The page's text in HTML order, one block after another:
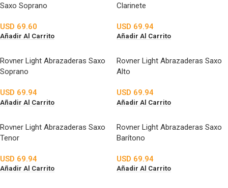
Saxo Soprano
USD 69.60
Añadir Al Carrito
Clarinete
USD 69.94
Añadir Al Carrito
Rovner Light Abrazaderas Saxo
Soprano
USD 69.94
Añadir Al Carrito
Rovner Light Abrazaderas Saxo
Alto
USD 69.94
Añadir Al Carrito
Rovner Light Abrazaderas Saxo
Tenor
USD 69.94
Añadir Al Carrito
Rovner Light Abrazaderas Saxo
Barítono
USD 69.94
Añadir Al Carrito